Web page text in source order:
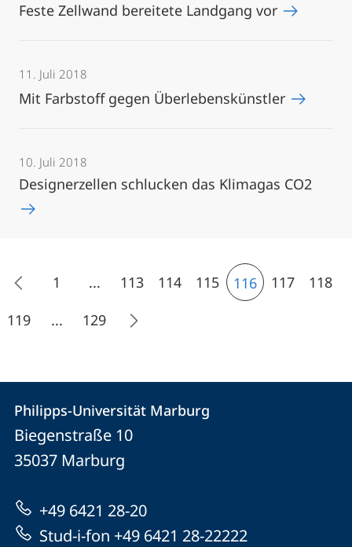
Feste Zellwand bereitete Landgang vor
11. Juli 2018
Mit Farbstoff gegen Überlebenskünstler
10. Juli 2018
Designerzellen schlucken das Klimagas CO2
1 ... 113 114 115 116 117
118
119
... 129
Kontakt
und
Informationen
zur
Website
Kontaktinformationen
Philipps-
Universität
Marburg
Philipps-Universität Marburg
Biegenstraße 10
35037 Marburg
+49 6421 28-20
Stud-i-fon +49 6421 28-22222